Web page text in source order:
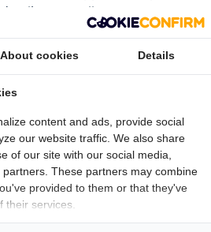
zorgen zij voor een
wensen staan centraal, van het
afwerking.
& Inbouwapparaten
About cookies Details
content and ads, provide social
our website traffic. We also share
of our site with our social media,
These partners may combine
provided to them or that they've
their services.